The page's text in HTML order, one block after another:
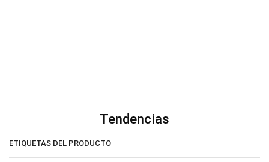
Tendencias
ETIQUETAS DEL PRODUCTO